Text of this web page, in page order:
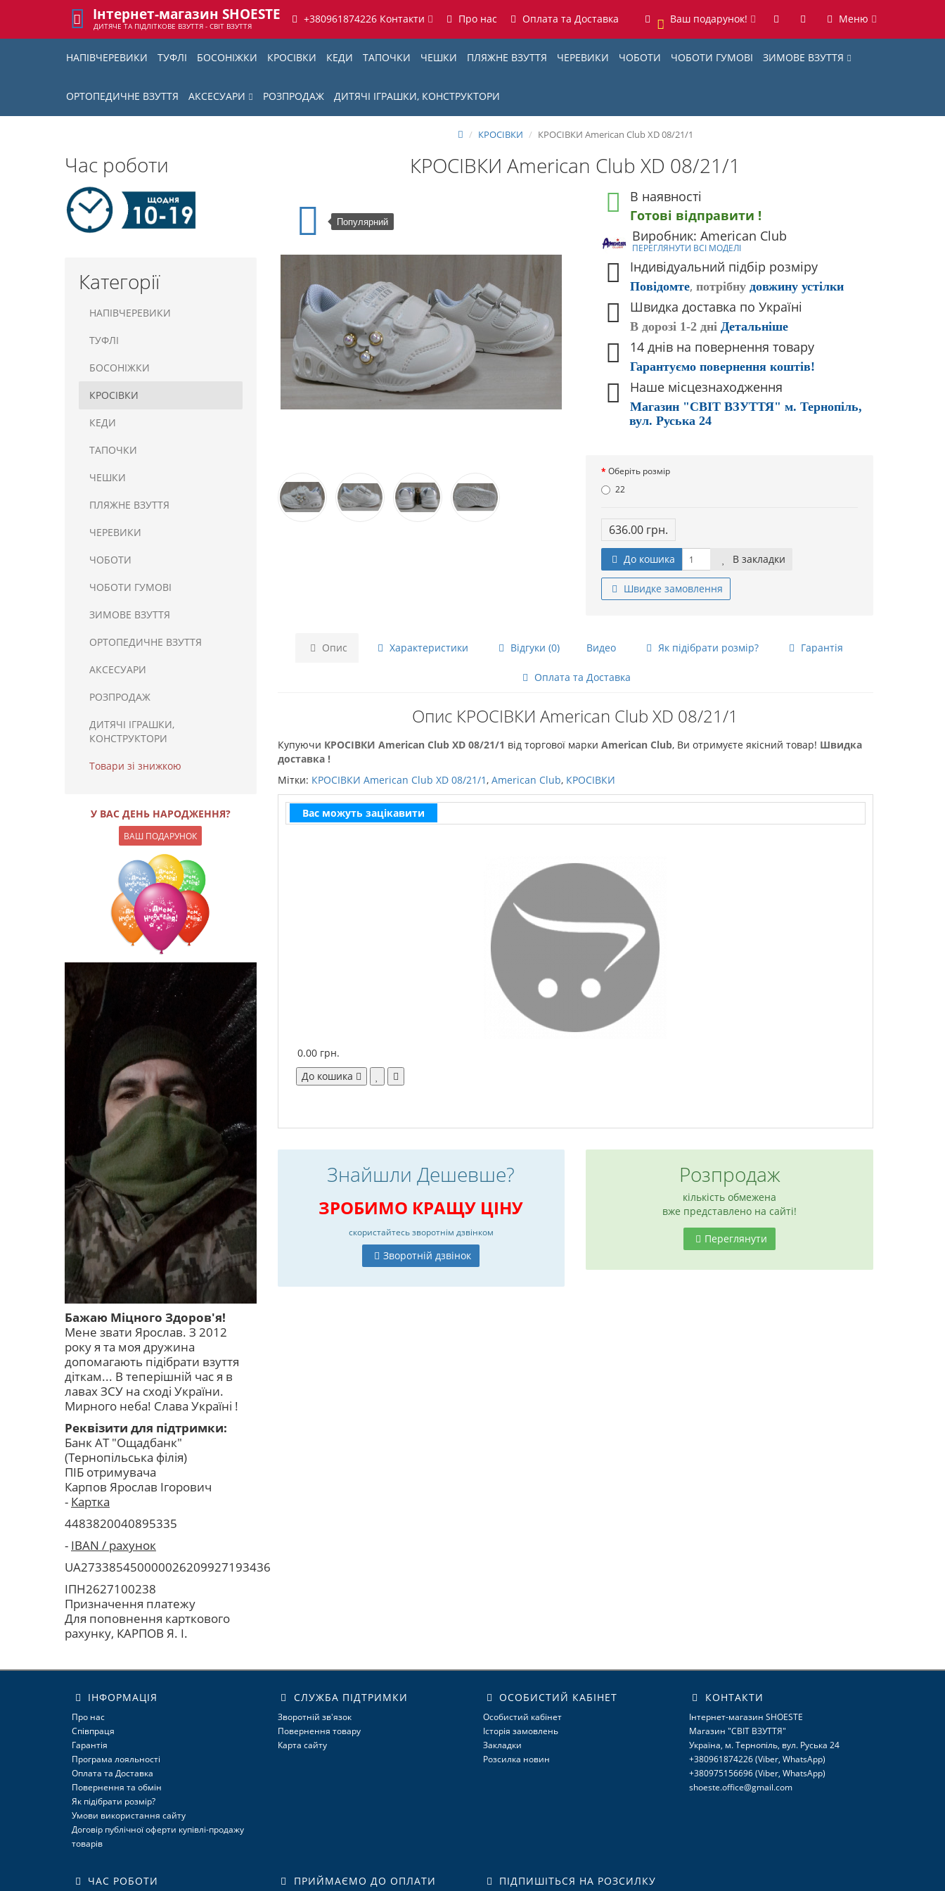
Інтернет-магазин SHOESTE
ДИТЯЧЕ ТА ПІДЛІТКОВЕ ВЗУТТЯ - СВІТ ВЗУТТЯ
+380961874226 Контакти Про нас Оплата та Доставка 0 Ваш подарунок! Меню
НАПІВЧЕРЕВИКИ ТУФЛІ БОСОНІЖКИ КРОСІВКИ КЕДИ ТАПОЧКИ ЧЕШКИ ПЛЯЖНЕ ВЗУТТЯ ЧЕРЕВИКИ ЧОБОТИ ЧОБОТИ ГУМОВІ ЗИМОВЕ ВЗУТТЯ
ОРТОПЕДИЧНЕ ВЗУТТЯ АКСЕСУАРИ РОЗПРОДАЖ ДИТЯЧІ ІГРАШКИ, КОНСТРУКТОРИ
Час роботи
Категорії
НАПІВЧЕРЕВИКИ
ТУФЛІ
БОСОНІЖКИ
КРОСІВКИ
КЕДИ
ТАПОЧКИ
ЧЕШКИ
ПЛЯЖНЕ ВЗУТТЯ
ЧЕРЕВИКИ
ЧОБОТИ
ЧОБОТИ ГУМОВІ
ЗИМОВЕ ВЗУТТЯ
ОРТОПЕДИЧНЕ ВЗУТТЯ
АКСЕСУАРИ
РОЗПРОДАЖ
ДИТЯЧІ ІГРАШКИ,
КОНСТРУКТОРИ
Товари зі знижкою
У ВАС ДЕНЬ НАРОДЖЕННЯ?
ВАШ ПОДАРУНОК
Бажаю Міцного Здоров'я!
Мене звати Ярослав. З 2012
року я та моя дружина
допомагають підібрати взуття
діткам... В теперішній час я в
лавах ЗСУ на сході України.
Мирного неба! Слава Україні !
Реквізити для підтримки:
Банк АТ "Ощадбанк"
(Тернопільська філія)
ПІБ отримувача
Карпов Ярослав Ігорович
- Картка
4483820040895335
- IBAN / рахунок
UA273385450000026209927193436
ІПН2627100238
Призначення платежу
Для поповнення карткового
рахунку, КАРПОВ Я. І.
КРОСІВКИ КРОСІВКИ American Club XD 08/21/1
КРОСІВКИ American Club XD 08/21/1
Популярний
В наявності
Готові відправити !
Виробник: American Club
ПЕРЕГЛЯНУТИ ВСІ МОДЕЛІ
Індивідуальний підбір розміру
Повідомте, потрібну довжину устілки
Швидка доставка по Україні
В дорозі 1-2 дні Детальніше
14 днів на повернення товару
Гарантуємо повернення коштів!
Наше місцезнаходження
Магазин "СВІТ ВЗУТТЯ" м. Тернопіль,
вул. Руська 24
Оберіть розмір
22
636.00 грн.
До кошика В закладки
Швидке замовлення
Опис Характеристики Відгуки (0) Видео Як підібрати розмір? Гарантія
Оплата та Доставка
Опис КРОСІВКИ American Club XD 08/21/1
Купуючи КРОСІВКИ American Club XD 08/21/1 від торгової марки American Club, Ви отримуєте якісний товар! Швидка
доставка !
Мітки: КРОСІВКИ American Club XD 08/21/1, American Club, КРОСІВКИ
Вас можуть зацікавити
0.00 грн.
До кошика
Знайшли Дешевше?
ЗРОБИМО КРАЩУ ЦІНУ
скористайтесьзворотнім дзвінком
Зворотній дзвінок
Розпродаж
кількість обмежена
вже представлено на сайті!
Переглянути
ІНФОРМАЦІЯ
Про нас
Співпраця
Гарантія
Програма лояльності
Оплата та Доставка
Повернення та обмін
Як підібрати розмір?
Умови використання сайту
Договір публічної оферти купівлі-продажу
товарів
СЛУЖБА ПІДТРИМКИ
Зворотній зв'язок
Повернення товару
Карта сайту
ОСОБИСТИЙ КАБІНЕТ
Особистий кабінет
Історія замовлень
Закладки
Розсилка новин
КОНТАКТИ
Інтернет-магазин SHOESTE
Магазин "СВІТ ВЗУТТЯ"
Україна, м. Тернопіль, вул. Руська 24
+380961874226 (Viber, WhatsApp)
+380975156696 (Viber, WhatsApp)
shoeste.office@gmail.com
ЧАС РОБОТИ ПРИЙМАЄМО ДО ОПЛАТИ ПІДПИШІТЬСЯ НА РОЗСИЛКУ